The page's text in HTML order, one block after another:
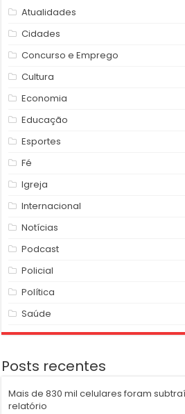
Atualidades
Cidades
Concurso e Emprego
Cultura
Economia
Educação
Esportes
Fé
Igreja
Internacional
Notícias
Podcast
Policial
Política
Saúde
Posts recentes
Mais de 830 mil celulares foram
relatório